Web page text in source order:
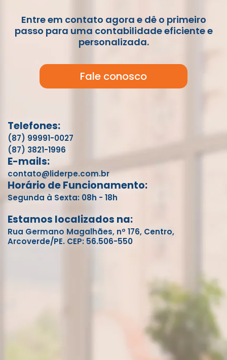
Entre em contato agora e dê o primeiro
passo para uma contabilidade eficiente e
personalizada.
Fale conosco
Telefones:
(87) 99991-0027
(87) 3821-1996
E-mails:
contato@liderpe.com.br
Horário de Funcionamento:
Segunda à Sexta: 08h - 18h
Estamos localizados na:
Rua Germano Magalhães, nº 176, Centro,
Arcoverde/PE. CEP: 56.506-550